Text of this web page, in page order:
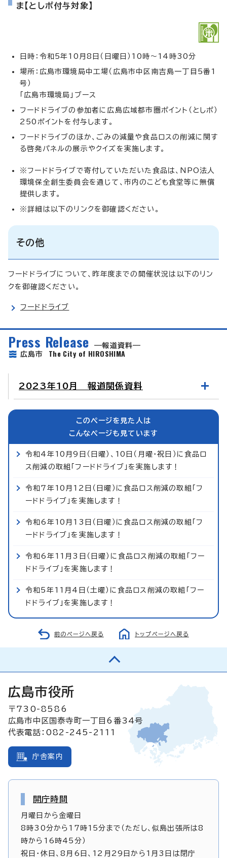
ま【としポ付与対象】
日時：令和5年10月8日（日曜日）10時～14時30分
場所：広島市環境局中工場（広島市中区南吉島一丁目5番1
号）
「広島市環境局」ブース
フードドライブの参加者に広島広域都市圏ポイント（としポ）
250ポイントを付与します。
フードドライブのほか、ごみの減量や食品ロスの削減に関す
る啓発パネルの展示やクイズを実施します。
※フードドライブで寄付していただいた食品は、NPO法人
環境保全創生委員会を通じて、市内のこども食堂等に無償
提供します。
※詳細は以下のリンクを御確認ください。
その他
フードドライブについて、昨年度までの開催状況は以下のリン
クを御確認ください。
フードドライブ
Press Release
報道資料
広島市 The City of HIROSHIMA
2023年10月 報道関係資料
このページを見た人は
こんなページも見ています
令和4年10月9日（日曜）、10日（月曜・祝日）に食品ロ
ス削減の取組「フードドライブ」を実施します！
令和7年10月12日（日曜）に食品ロス削減の取組「フ
ードドライブ」を実施します！
令和6年10月13日（日曜）に食品ロス削減の取組「フ
ードドライブ」を実施します！
令和6年11月3日（日曜）に食品ロス削減の取組「フー
ドドライブ」を実施します！
令和5年11月4日（土曜）に食品ロス削減の取組「フー
ドドライブ」を実施します！
前のページへ戻る トップページへ戻る
広島市役所
〒730-8586
広島市中区国泰寺町一丁目6番34号
代表電話：082-245-2111
庁舎案内
開庁時間
月曜日から金曜日
8時30分から17時15分まで（ただし、似島出張所は8
時から16時45分）
祝日・休日、8月6日、12月29日から1月3日は閉庁